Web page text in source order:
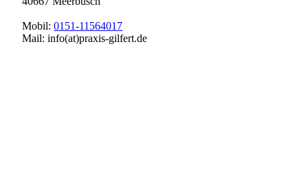
Mobil:0151-11564017
Mail: info(at)praxis-gilfert.de